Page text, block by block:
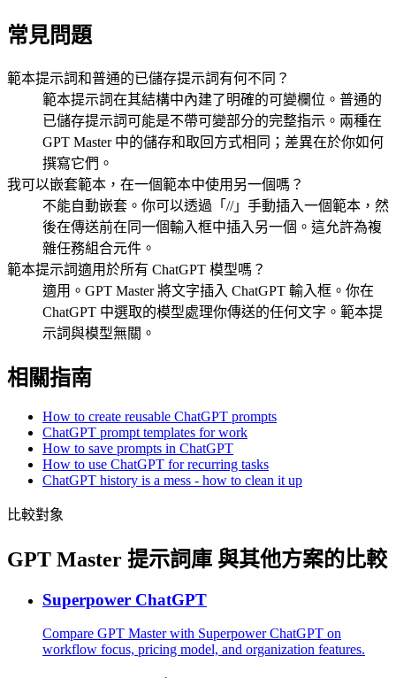
常見問題
範本提示詞和普通的已儲存提示詞有何不同？
範本提示詞在其結構中內建了明確的可變欄位。普通的
已儲存提示詞可能是不帶可變部分的完整指示。兩種在
GPT Master 中的儲存和取回方式相同；差異在於你如何
撰寫它們。
我可以嵌套範本，在一個範本中使用另一個嗎？
不能自動嵌套。你可以透過「//」手動插入一個範本，然
後在傳送前在同一個輸入框中插入另一個。這允許為複
雜任務組合元件。
範本提示詞適用於所有 ChatGPT 模型嗎？
適用。GPT Master 將文字插入 ChatGPT 輸入框。你在
ChatGPT 中選取的模型處理你傳送的任何文字。範本提
示詞與模型無關。
相關指南
How to create reusable ChatGPT prompts
ChatGPT prompt templates for work
How to save prompts in ChatGPT
How to use ChatGPT for recurring tasks
ChatGPT history is a mess - how to clean it up
比較對象
GPT Master 提示詞庫 與其他方案的比較
Superpower ChatGPT
Compare GPT Master with Superpower ChatGPT on
workflow focus, pricing model, and organization features.